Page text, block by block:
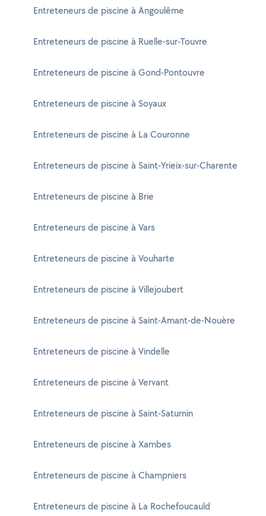
Entreteneurs de piscine à Angoulême
Entreteneurs de piscine à Ruelle-sur-Touvre
Entreteneurs de piscine à Gond-Pontouvre
Entreteneurs de piscine à Soyaux
Entreteneurs de piscine à La Couronne
Entreteneurs de piscine à Saint-Yrieix-sur-Charente
Entreteneurs de piscine à Brie
Entreteneurs de piscine à Vars
Entreteneurs de piscine à Vouharte
Entreteneurs de piscine à Villejoubert
Entreteneurs de piscine à Saint-Amant-de-Nouère
Entreteneurs de piscine à Vindelle
Entreteneurs de piscine à Vervant
Entreteneurs de piscine à Saint-Saturnin
Entreteneurs de piscine à Xambes
Entreteneurs de piscine à Champniers
Entreteneurs de piscine à La Rochefoucauld